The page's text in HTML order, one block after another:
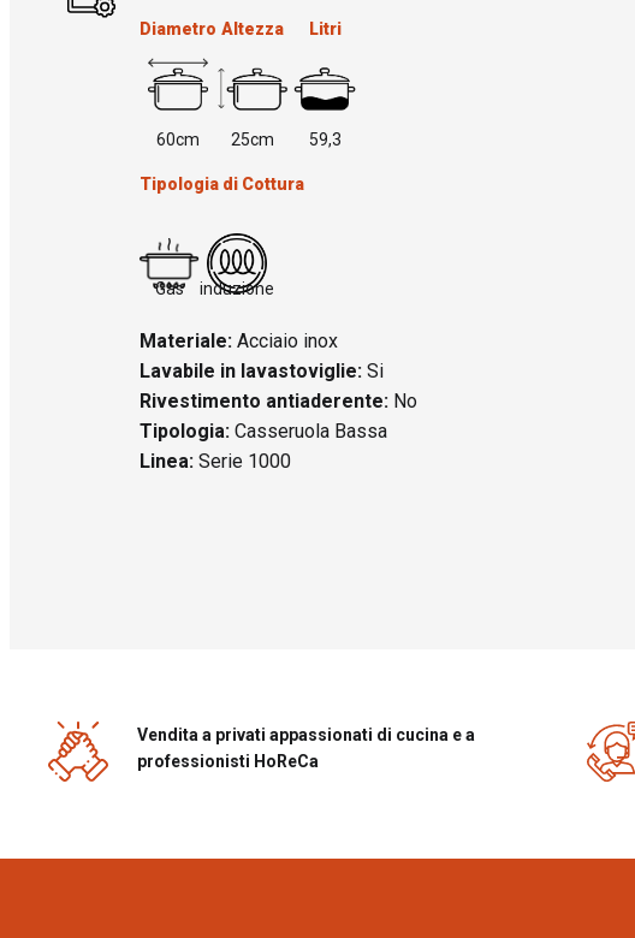
Diametro
60cm
Altezza
25cm
Litri
59,3
Tipologia di Cottura
Gas induzione
Materiale: Acciaio inox
Lavabile in lavastoviglie: Si
Rivestimento antiaderente: No
Tipologia: Casseruola Bassa
Linea: Serie 1000
Vendita a privati appassionati di cucina e a
professionisti HoReCa